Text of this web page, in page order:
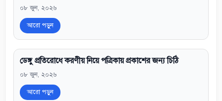
০৮ জুন, ২০২৬
আরো পড়ুন
ডেঙ্গু প্রতিরোধে করণীয় নিয়ে পত্রিকায় প্রকাশের জন্য চিঠি
০৮ জুন, ২০২৬
আরো পড়ুন